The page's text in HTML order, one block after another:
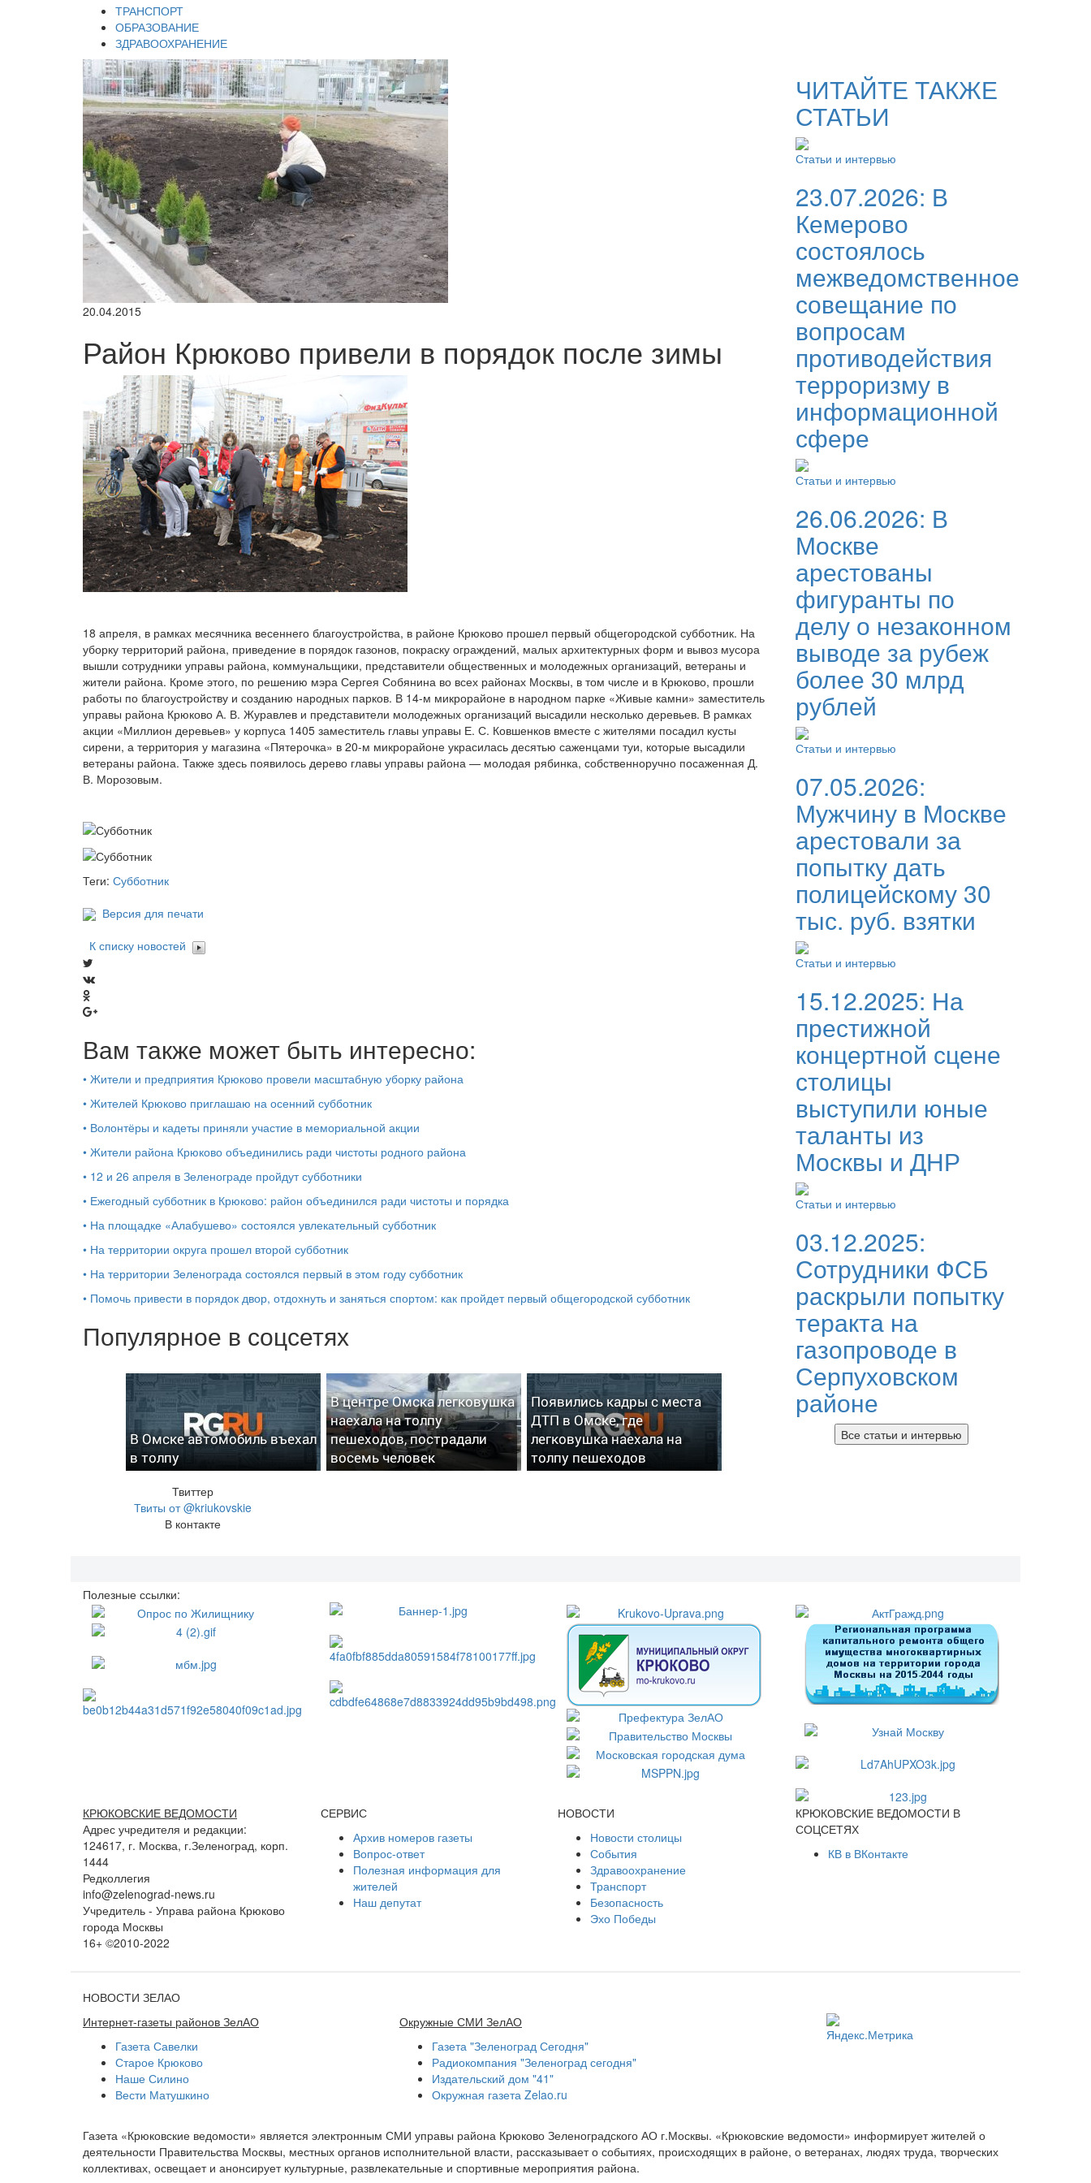
ТРАНСПОРТ
ОБРАЗОВАНИЕ
ЗДРАВООХРАНЕНИЕ
20.04.2015
Район Крюково привели в порядок после зимы
18 апреля, в рамках месячника весеннего благоустройства, в районе Крюково прошел первый общегородской субботник. На
уборку территорий района, приведение в порядок газонов, покраску ограждений, малых архитектурных форм и вывоз мусора
вышли сотрудники управы района, коммунальщики, представители общественных и молодежных организаций, ветераны и
жители района. Кроме этого, по решению мэра Сергея Собянина во всех районах Москвы, в том числе и в Крюково, прошли
работы по благоустройству и созданию народных парков. В 14-м микрорайоне в народном парке «Живые камни» заместитель
управы района Крюково А. В. Журавлев и представители молодежных организаций высадили несколько деревьев. В рамках
акции «Миллион деревьев» у корпуса 1405 заместитель главы управы Е. С. Ковшенков вместе с жителями посадил кусты
сирени, а территория у магазина «Пятерочка» в 20-м микрорайоне украсилась десятью саженцами туи, которые высадили
ветераны района. Также здесь появилось дерево главы управы района — молодая рябинка, собственноручно посаженная Д.
В. Морозовым.
Теги: Субботник
Версия для печати
К списку новостей
Вам также может быть интересно:
• Жители и предприятия Крюково провели масштабную уборку района
• Жителей Крюково приглашаю на осенний субботник
• Волонтёры и кадеты приняли участие в мемориальной акции
• Жители района Крюково объединились ради чистоты родного района
• 12 и 26 апреля в Зеленограде пройдут субботники
• Ежегодный субботник в Крюково: район объединился ради чистоты и порядка
• На площадке «Алабушево» состоялся увлекательный субботник
• На территории округа прошел второй субботник
• На территории Зеленограда состоялся первый в этом году субботник
• Помочь привести в порядок двор, отдохнуть и заняться спортом: как пройдет первый общегородской субботник
Популярное в соцсетях
В Омске автомобиль въехал
в толпу
В центре Омска легковушка
наехала на толпу
пешеходов, пострадали
восемь человек
Появились кадры с места
ДТП в Омске, где
легковушка наехала на
толпу пешеходов
Твиттер
Твиты от @kriukovskie
В контакте
ЧИТАЙТЕ ТАКЖЕ
СТАТЬИ
Статьи и интервью
23.07.2026: В
Кемерово
состоялось
межведомственное
совещание по
вопросам
противодействия
терроризму в
информационной
сфере
Статьи и интервью
26.06.2026: В
Москве
арестованы
фигуранты по
делу о незаконном
выводе за рубеж
более 30 млрд
рублей
Статьи и интервью
07.05.2026:
Мужчину в Москве
арестовали за
попытку дать
полицейскому 30
тыс. руб. взятки
Статьи и интервью
15.12.2025: На
престижной
концертной сцене
столицы
выступили юные
таланты из
Москвы и ДНР
Статьи и интервью
03.12.2025:
Сотрудники ФСБ
раскрыли попытку
теракта на
газопроводе в
Серпуховском
районе
Все статьи и интервью
Полезные ссылки:
КРЮКОВСКИЕ ВЕДОМОСТИ
Адрес учредителя и редакции:
124617, г. Москва, г.Зеленоград, корп.
1444
Редколлегия
info@zelenograd-news.ru
Учредитель - Управа района Крюково
города Москвы
16+ ©2010-2022
СЕРВИС
Архив номеров газеты
Вопрос-ответ
Полезная информация для
жителей
Наш депутат
НОВОСТИ
Новости столицы
События
Здравоохранение
Транспорт
Безопасность
Эхо Победы
КРЮКОВСКИЕ ВЕДОМОСТИ В
СОЦСЕТЯХ
КВ в ВКонтакте
НОВОСТИ ЗЕЛАО
Интернет-газеты районов ЗелАО
Газета Савелки
Старое Крюково
Наше Силино
Вести Матушкино
Окружные СМИ ЗелАО
Газета "Зеленоград Сегодня"
Радиокомпания "Зеленоград сегодня"
Издательский дом "41"
Окружная газета Zelao.ru
Газета «Крюковские ведомости» является электронным СМИ управы района Крюково Зеленоградского АО г.Москвы. «Крюковские ведомости» информирует жителей о
деятельности Правительства Москвы, местных органов исполнительной власти, рассказывает о событиях, происходящих в районе, о ветеранах, людях труда, творческих
коллективах, освещает и анонсирует культурные, развлекательные и спортивные мероприятия района.